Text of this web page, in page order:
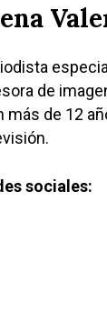
de
más de 12
sociales: